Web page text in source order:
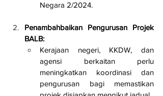
Negara 2/2024.
Penambahbaikan Pengurusan Projek
BALB:
Kerajaan negeri, KKDW, dan
agensi berkaitan perlu
meningkatkan koordinasi dan
pengurusan bagi memastikan